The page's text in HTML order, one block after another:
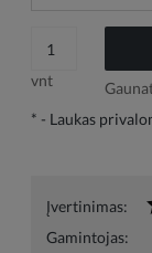
vnt
* - Laukas
Įvertinimas:
Gamintojas: